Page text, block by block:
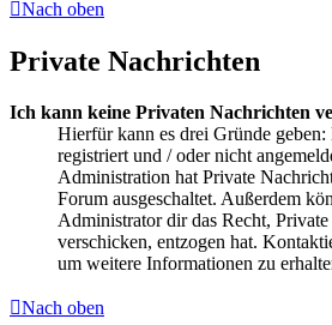
Nach oben
Private Nachrichten
Ich kann keine Privaten Nachrichten
Hierfür kann es drei Gründe
registriert und / oder nicht
Administration hat Private
Forum ausgeschaltet. Außerdem
Administrator dir das Recht,
verschicken, entzogen hat.
um weitere Informationen zu
Nach oben